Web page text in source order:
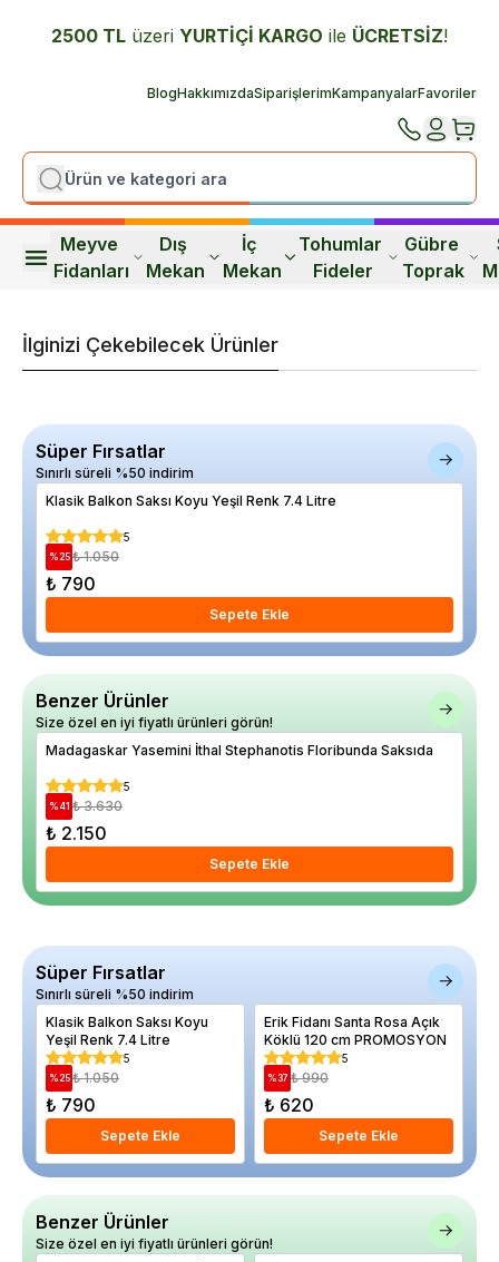
2500 TL üzeri YURTİÇİ KARGO ile ÜCRETSİZ!
BlogHakkımızdaSiparişlerimKampanyalarFavoriler
Meyve
Fidanları
Dış
Mekan
İç
Mekan
Tohumlar
Fideler
Gübre
Toprak
İlginizi Çekebilecek Ürünler
Süper Fırsatlar
Sınırlı süreli %50 indirim
Klasik Balkon Saksı Koyu Yeşil Renk 7.4 Litre
5
%25 ₺ 1.050
₺ 790
Sepete Ekle
Benzer Ürünler
Size özel en iyi fiyatlı ürünleri görün!
Madagaskar Yasemini İthal Stephanotis Floribunda Saksıda
5
%41 ₺ 3.630
₺ 2.150
Sepete Ekle
Süper Fırsatlar
Sınırlı süreli %50 indirim
Klasik Balkon Saksı Koyu
Yeşil Renk 7.4 Litre
5
%25 ₺ 1.050
₺ 790
Sepete Ekle
Erik Fidanı Santa Rosa Açık
Köklü 120 cm PROMOSYON
5
%37 ₺ 990
₺ 620
Sepete Ekle
Benzer Ürünler
Size özel en iyi fiyatlı ürünleri görün!